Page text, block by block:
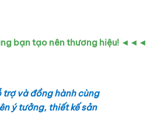
bạn tạo nên thương hiệu! ◄◄◄
trợ và đồng hành cùng
ý tưởng, thiết kế sản